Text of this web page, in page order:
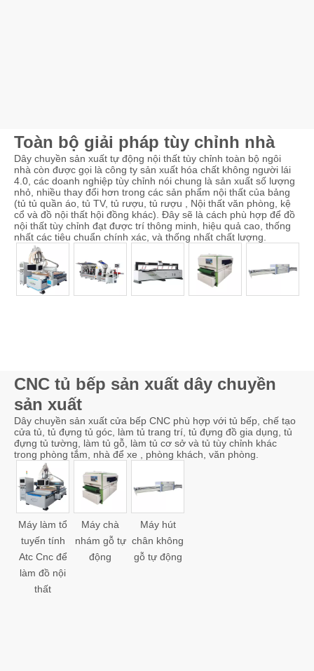
Toàn bộ giải pháp tùy chỉnh nhà
Dây chuyền sản xuất tự động nội thất tùy chỉnh toàn bộ ngôi
nhà còn được gọi là công ty sản xuất hóa chất không người lái
4.0, các doanh nghiệp tùy chỉnh nói chung là sản xuất số lượng
nhỏ, nhiều thay đổi hơn trong các sản phẩm nội thất của bảng
(tủ tủ quần áo, tủ TV, tủ rượu, tủ rượu , Nội thất văn phòng, kệ
cổ và đồ nội thất hội đồng khác). Đây sẽ là cách phù hợp để đồ
nội thất tùy chỉnh đạt được trí thông minh, hiệu quả cao, thống
nhất các tiêu chuẩn chính xác, và thống nhất chất lượng.
CNC tủ bếp sản xuất dây chuyền
sản xuất
Dây chuyền sản xuất cửa bếp CNC phù hợp với tủ bếp, chế tạo
cửa tủ, tủ đựng tủ góc, làm tủ trang trí, tủ đựng đồ gia dụng, tủ
đựng tủ tường, làm tủ gỗ, làm tủ cơ sở và tủ tùy chỉnh khác
trong phòng tắm, nhà để xe , phòng khách, văn phòng.
Máy làm tổ
tuyến tính
Atc Cnc để
làm đồ nội
thất
Máy chà
nhám gỗ tự
động
Máy hút
chân không
gỗ tự động